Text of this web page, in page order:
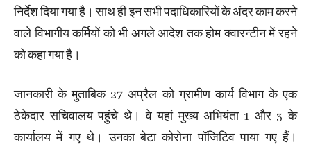
निर्देश दिया गया है। साथ ही इन सभी पदाधिकारियों के अंदर काम करने
वाले विभागीय कर्मियों को भी अगले आदेश तक होम क्वारन्टीन में रहने
को कहा गया है।
जानकारी के मुताबिक 27 अप्रैल को ग्रामीण कार्य विभाग के एक
ठेकेदार सचिवालय पहुंचे थे। वे यहां मुख्य अभियंता 1 और 3 के
कार्यालय में गए थे। उनका बेटा कोरोना पॉजिटिव पाया गए हैं।